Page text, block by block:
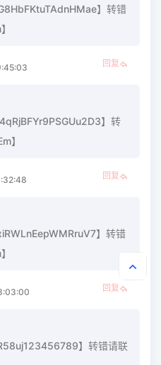
】转错
回复
】转
】
回复
】转错
回复
】转错请联